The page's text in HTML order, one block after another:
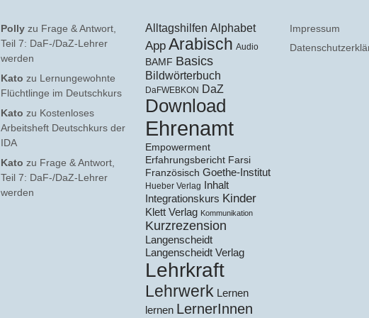
Polly zu Frage & Antwort,
Teil 7: DaF-/DaZ-Lehrer
werden
Kato zu Lernungewohnte
Flüchtlinge im Deutschkurs
Kato zu Kostenloses
Arbeitsheft Deutschkurs der
IDA
Kato zu Frage & Antwort,
Teil 7: DaF-/DaZ-Lehrer
werden
Alltagshilfen Alphabet
App Arabisch Audio
BAMF Basics
Bildwörterbuch
DaFWEBKON DaZ
Download
Ehrenamt
Empowerment
Erfahrungsbericht Farsi
Französisch Goethe-Institut
Hueber Verlag
Inhalt
Integrationskurs Kinder
Klett Verlag Kommunikation
Kurzrezension
Langenscheidt
Langenscheidt Verlag
Lehrkraft
Lehrwerk Lernen
lernen LernerInnen
Impressum